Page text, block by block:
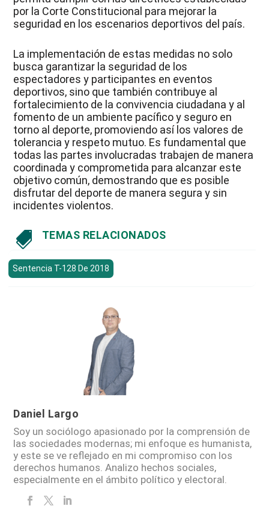
por la Corte Constitucional para mejorar la
seguridad en los escenarios deportivos del país.
La implementación de estas medidas no solo
busca garantizar la seguridad de los
espectadores y participantes en eventos
deportivos, sino que también contribuye al
fortalecimiento de la convivencia ciudadana y al
fomento de un ambiente pacífico y seguro en
torno al deporte, promoviendo así los valores de
tolerancia y respeto mutuo. Es fundamental que
todas las partes involucradas trabajen de manera
coordinada y comprometida para alcanzar este
objetivo común, demostrando que es posible
disfrutar del deporte de manera segura y sin
incidentes violentos.
 TEMAS RELACIONADOS
Sentencia T-128 De 2018
Daniel Largo
Soy un sociólogo apasionado por la comprensión de
las sociedades modernas; mi enfoque es humanista,
y este se ve reflejado en mi compromiso con los
derechos humanos. Analizo hechos sociales,
especialmente en el ámbito político y electoral.